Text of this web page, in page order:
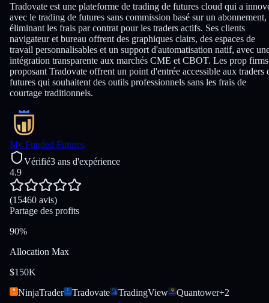
Tradovate est une plateforme de trading de futures cloud qui a
avec le trading de futures sans commission basé sur un abonnement,
éliminant les frais par contrat pour les traders actifs. Ses clients
navigateur et bureau offrent des graphiques clairs, des espaces de
travail personnalisables et un support d'automatisation natif, avec
intégration transparente aux marchés CME et CBOT. Les prop firms
proposant Tradovate offrent un point d'entrée accessible aux traders
futures qui souhaitent des outils professionnels sans les frais de
courtage traditionnels.
My Funded Futures
Vérifié3 ans d'expérience
4.9
(15460 avis)
Partage des profits
90%
Allocation Max
$150K
NinjaTrader
Tradovate TradingView Quantower+2